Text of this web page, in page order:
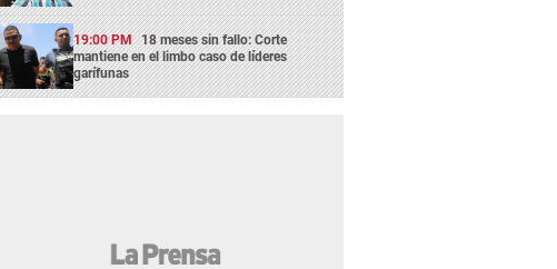
19:00 PM 18 meses sin fallo: Corte
mantiene en el limbo caso de líderes
garífunas